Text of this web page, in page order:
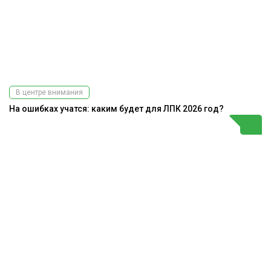
В центре внимания
На ошибках учатся: каким будет для ЛПК 2026 год?